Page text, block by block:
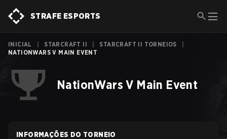
STRAFE ESPORTS
INICIAL STARCRAFT II STARCRAFT II TORNEIOS
NATIONWARS V MAIN EVENT
NationWars V Main Event
INFORMAÇÕES DO TORNEIO